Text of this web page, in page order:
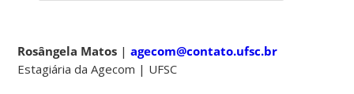
Rosângela Matos |agecom@contato.ufsc.br
Estagiária da Agecom | UFSC